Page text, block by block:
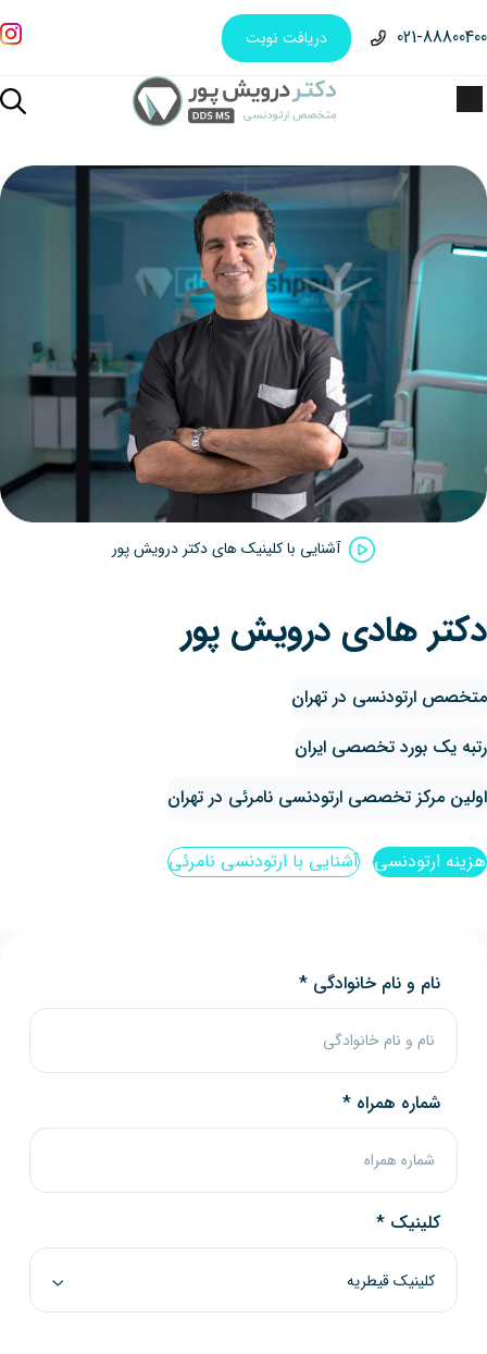
021-88800400 دریافت نوبت
آشنایی با کلینیک‌ های دکتر درویش پور
دکتر هادی درویش پور
متخصص ارتودنسی در تهران
رتبه یک بورد تخصصی ایران
اولین مرکز تخصصی ارتودنسی نامرئی در تهران
هزینه ارتودنسی آشنایی با ارتودنسی نامرئی
نام و نام خانوادگی *
شماره همراه *
کلینیک *